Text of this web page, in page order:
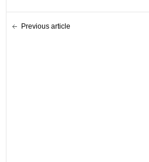
Previous article